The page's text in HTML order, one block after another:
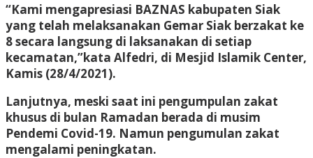
“Kami mengapresiasi BAZNAS kabupaten Siak
yang telah melaksanakan Gemar Siak berzakat ke
8 secara langsung di laksanakan di setiap
kecamatan,”kata Alfedri, di Mesjid Islamik Center,
Kamis (28/4/2021).
Lanjutnya, meski saat ini pengumpulan zakat
khusus di bulan Ramadan berada di musim
Pendemi Covid-19. Namun pengumulan zakat
mengalami peningkatan.